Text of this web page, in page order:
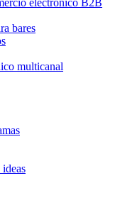
electrónico B2B
bares
multicanal